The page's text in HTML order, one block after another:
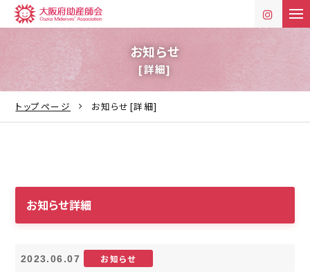
t
o
a
g
お知らせ
[詳細]
トップページ お知らせ[詳細]
お知らせ詳細
2023.06.07 お知らせ